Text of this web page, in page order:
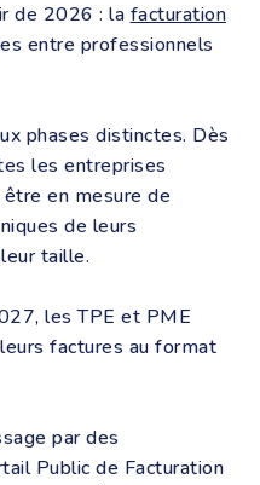
de 2026 : la facturation
entre professionnels
phases distinctes. Dès
les entreprises
en mesure de
de leurs
taille.
les TPE et PME
factures au format
par des
Public de Facturation